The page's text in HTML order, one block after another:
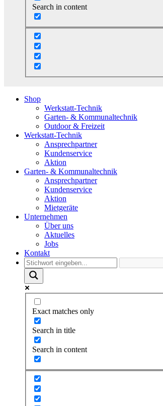
Search in content
Shop
Werkstatt-Technik
Garten- & Kommunaltechnik
Outdoor & Freizeit
Werkstatt-Technik
Ansprechpartner
Kundenservice
Aktion
Garten- & Kommunaltechnik
Ansprechpartner
Kundenservice
Aktion
Mietgeräte
Unternehmen
Über uns
Aktuelles
Jobs
Kontakt
Exact matches only
Search in title
Search in content